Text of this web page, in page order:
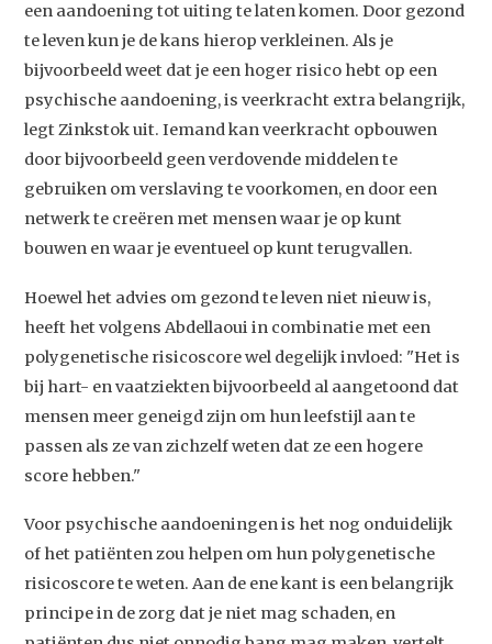
Studium Generale
Home
Agenda
Video
Podcast
Artikelen
Contact
een aandoening tot uiting te laten komen. Door gezond
te leven kun je de kans hierop verkleinen. Als je
bijvoorbeeld weet dat je een hoger risico hebt op een
psychische aandoening, is veerkracht extra belangrijk,
legt Zinkstok uit. Iemand kan veerkracht opbouwen
door bijvoorbeeld geen verdovende middelen te
gebruiken om verslaving te voorkomen, en door een
netwerk te creëren met mensen waar je op kunt
bouwen en waar je eventueel op kunt terugvallen.
Hoewel het advies om gezond te leven niet nieuw is,
heeft het volgens Abdellaoui in combinatie met een
polygenetische risicoscore wel degelijk invloed: "Het is
bij hart- en vaatziekten bijvoorbeeld al aangetoond dat
mensen meer geneigd zijn om hun leefstijl aan te
passen als ze van zichzelf weten dat ze een hogere
score hebben."
Voor psychische aandoeningen is het nog onduidelijk
of het patiënten zou helpen om hun polygenetische
risicoscore te weten. Aan de ene kant is een belangrijk
principe in de zorg dat je niet mag schaden, en